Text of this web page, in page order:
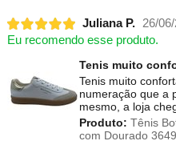
Juliana P.
26/
Eu recomendo esse produto.
Tenis muito
Tenis muito
numeração que a
mesmo, a loja
Produto: Tênis
com Dourado